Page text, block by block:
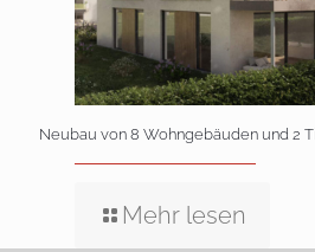
Neubau von 8 Wohngebäuden und 2
Mehr lesen